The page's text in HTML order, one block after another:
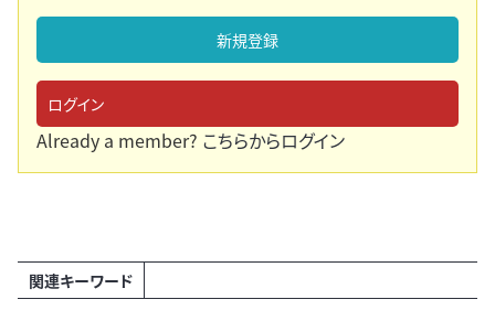
新規登録
ログイン
Already a member? こちらからログイン
関連キーワード